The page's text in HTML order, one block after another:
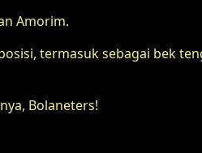
Amorim.
termasuk sebagai bek
Bolaneters!